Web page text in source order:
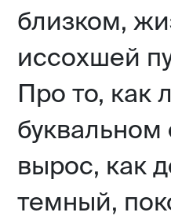
близком,
иссохшей
Про то, как
буквальном
вырос, как
темный,